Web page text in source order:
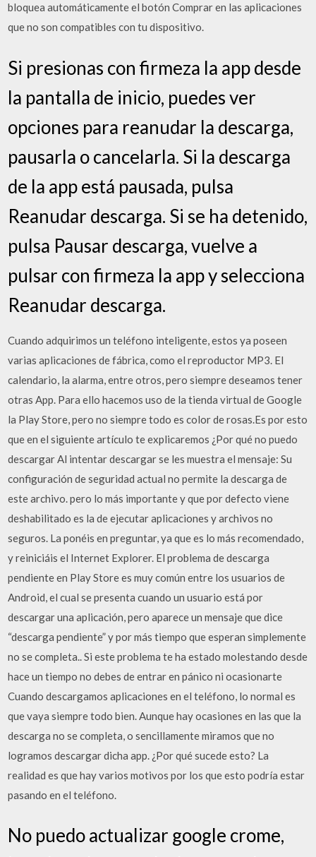
bloquea automáticamente el botón Comprar en las aplicaciones
que no son compatibles con tu dispositivo.
Si presionas con firmeza la app desde
la pantalla de inicio, puedes ver
opciones para reanudar la descarga,
pausarla o cancelarla. Si la descarga
de la app está pausada, pulsa
Reanudar descarga. Si se ha detenido,
pulsa Pausar descarga, vuelve a
pulsar con firmeza la app y selecciona
Reanudar descarga.
Cuando adquirimos un teléfono inteligente, estos ya poseen
varias aplicaciones de fábrica, como el reproductor MP3. El
calendario, la alarma, entre otros, pero siempre deseamos tener
otras App. Para ello hacemos uso de la tienda virtual de Google
la Play Store, pero no siempre todo es color de rosas.Es por esto
que en el siguiente artículo te explicaremos ¿Por qué no puedo
descargar Al intentar descargar se les muestra el mensaje: Su
configuración de seguridad actual no permite la descarga de
este archivo. pero lo más importante y que por defecto viene
deshabilitado es la de ejecutar aplicaciones y archivos no
seguros. La ponéis en preguntar, ya que es lo más recomendado,
y reiniciáis el Internet Explorer. El problema de descarga
pendiente en Play Store es muy común entre los usuarios de
Android, el cual se presenta cuando un usuario está por
descargar una aplicación, pero aparece un mensaje que dice
“descarga pendiente” y por más tiempo que esperan simplemente
no se completa.. Si este problema te ha estado molestando desde
hace un tiempo no debes de entrar en pánico ni ocasionarte
Cuando descargamos aplicaciones en el teléfono, lo normal es
que vaya siempre todo bien. Aunque hay ocasiones en las que la
descarga no se completa, o sencillamente miramos que no
logramos descargar dicha app. ¿Por qué sucede esto? La
realidad es que hay varios motivos por los que esto podría estar
pasando en el teléfono.
No puedo actualizar google crome,